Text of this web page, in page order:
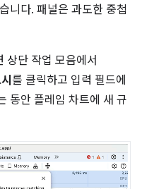
니다. 패널은 과도한 중첩
상단 작업 모음에서
를 클릭하고 입력 필드에
동안 플레임 차트에 새 규